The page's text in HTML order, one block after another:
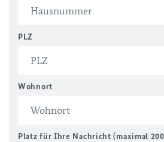
PLZ
Wohnort
Platz für Ihre Nachricht (maximal